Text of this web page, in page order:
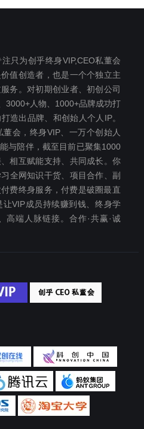
只为创乎终身VIP,CEO私董会
值创造者，也是一个个独立主
务。对初期创业者、初创公司
3000+人物、1000+品牌成功打
造出品牌、和创始人个人IP。
会，终身VIP、一万个创始人
与陪伴，截至目前已聚集1000
相互赋能支持、共同成长。你
全网知识干货、项目合作、副
费终‬身服务，付费是破圈最‬直
VIP成员持续赚到钱、终身学
高端人脉链接。合作·共赢·诚